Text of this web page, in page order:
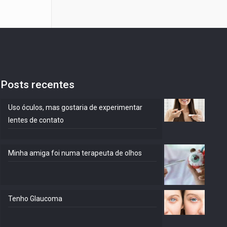
Posts recentes
Uso óculos, mas gostaria de experimentar
lentes de contato
Minha amiga foi numa terapeuta de olhos
Tenho Glaucoma